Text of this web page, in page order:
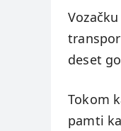
deset
Tokom
pamti